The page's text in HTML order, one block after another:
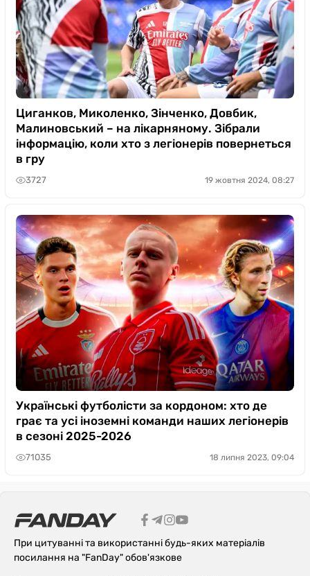
Циганков, Миколенко, Зінченко, Довбик,
Малиновський – на лікарняному. Зібрали
інформацію, коли хто з легіонерів повернеться
в гру
3727 19 жовтня 2024, 08:27
Українські футболісти за кордоном: хто де
грає та усі іноземні команди наших легіонерів
в сезоні 2025-2026
71035 18 липня 2023, 09:04
При цитуванні та використанні будь-яких матеріалів
посилання на "FanDay" обов'язкове